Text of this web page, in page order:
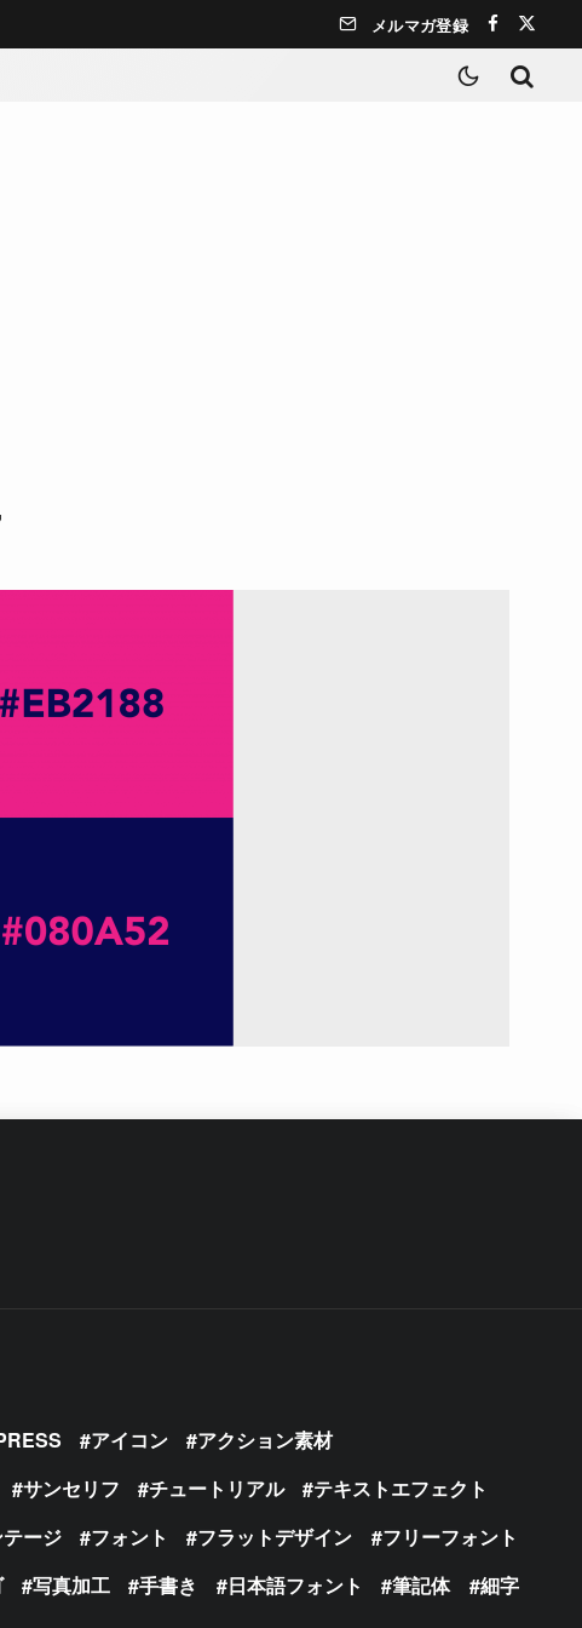
メルマガ登録
アイコン
アクション素材
サンセリフ チュートリアル
テキストエフェクト
ージ フォント フラットデザイン
フリーフォント
写真加工 手書き 日本語フォント 筆記体
細字